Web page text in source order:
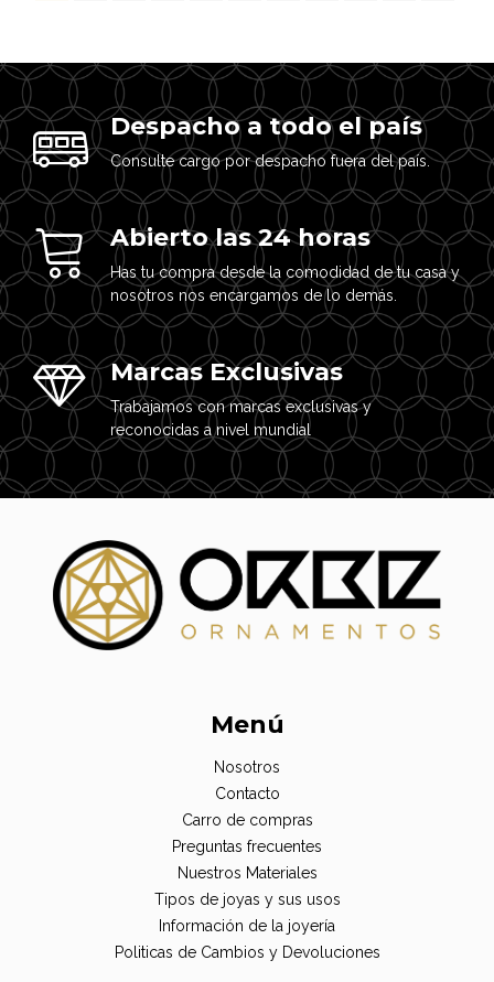
Despacho a todo el país
Consulte cargo por despacho fuera del país.
Abierto las 24 horas
Has tu compra desde la comodidad de tu casa y
nosotros nos encargamos de lo demás.
Marcas Exclusivas
Trabajamos con marcas exclusivas y
reconocidas a nivel mundial
Menú
Nosotros
Contacto
Carro de compras
Preguntas frecuentes
Nuestros Materiales
Tipos de joyas y sus usos
Información de la joyería
Politicas de Cambios y Devoluciones